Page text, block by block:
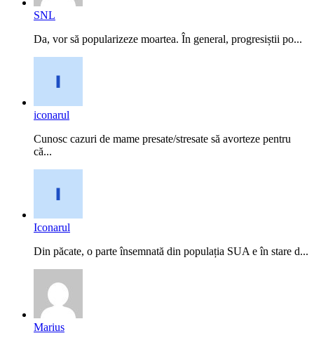
SNL
Da, vor să popularizeze moartea. În general, progresiștii po...
iconarul
Cunosc cazuri de mame presate/stresate să avorteze pentru
că...
Iconarul
Din păcate, o parte însemnată din populația SUA e în stare d...
Marius